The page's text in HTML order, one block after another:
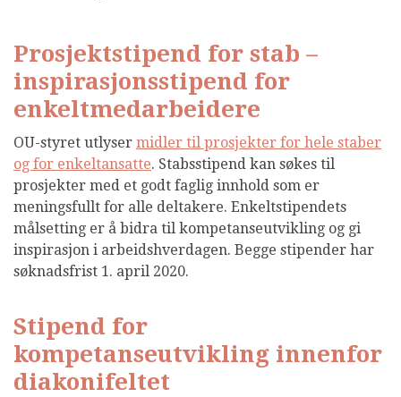
Prosjektstipend for stab –
inspirasjonsstipend for
enkeltmedarbeidere
OU-styret utlyser midler til prosjekter for hele staber
og for enkeltansatte. Stabsstipend kan søkes til
prosjekter med et godt faglig innhold som er
meningsfullt for alle deltakere. Enkeltstipendets
målsetting er å bidra til kompetanseutvikling og gi
inspirasjon i arbeidshverdagen. Begge stipender har
søknadsfrist 1. april 2020.
Stipend for
kompetanseutvikling innenfor
diakonifeltet